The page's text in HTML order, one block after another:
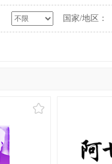
国家/地区：